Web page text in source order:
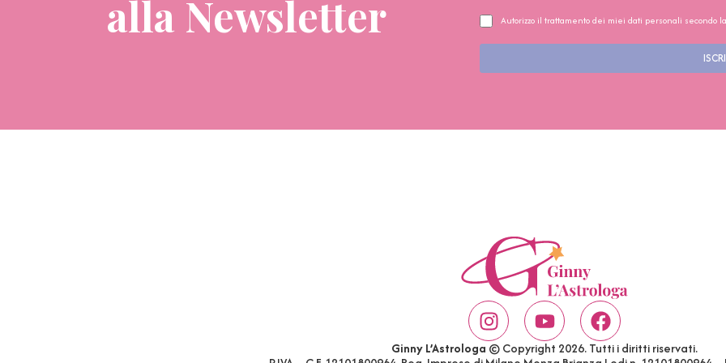
alla Newsletter
Autorizzo il trattamento dei miei dati personali secondo la
Ginny L’Astrologa © Copyright 2026. Tutti i diritti riservati.